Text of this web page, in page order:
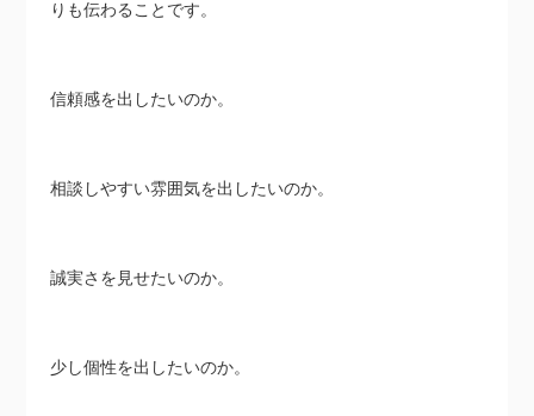
りも伝わることです。
信頼感を出したいのか。
相談しやすい雰囲気を出したいのか。
誠実さを見せたいのか。
少し個性を出したいのか。